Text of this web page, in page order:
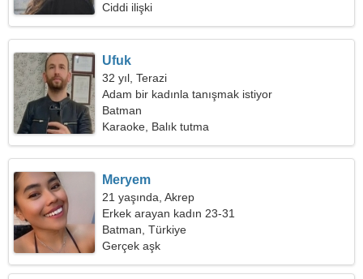
Ciddi ilişki
Ufuk
32 yıl, Terazi
Adam bir kadınla tanışmak istiyor
Batman
Karaoke, Balık tutma
Meryem
21 yaşında, Akrep
Erkek arayan kadın 23-31
Batman, Türkiye
Gerçek aşk